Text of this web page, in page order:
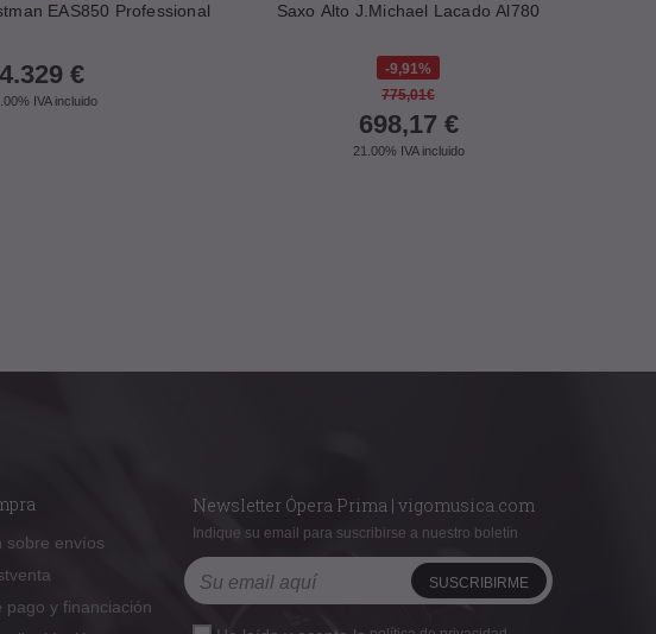
EAS850 Professional
4.329 €
IVA incluido
Saxo Alto J.Michael Lacado Al780
9,91%
775,01€
698,17 €
21.00% IVA incluido
sobre envíos
pago y financiación
Newsletter Ópera Prima | vigomusica.com
Indique su email para suscribirse a nuestro boletín